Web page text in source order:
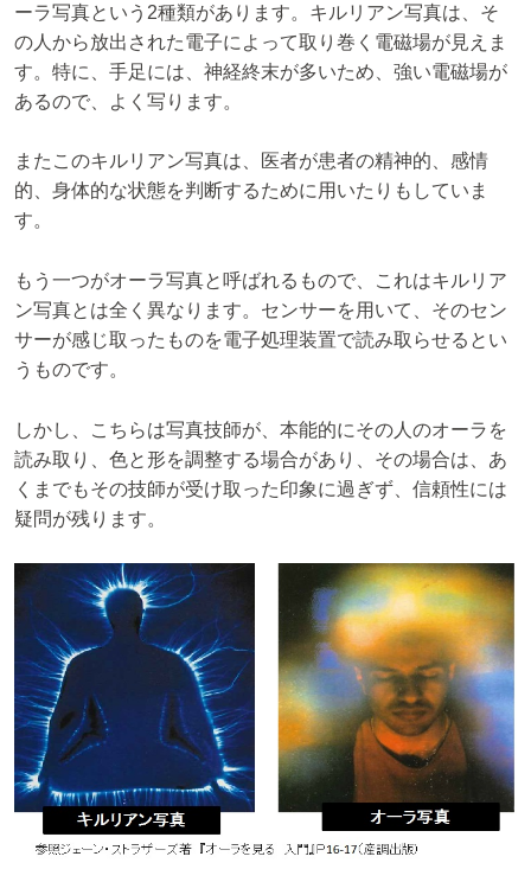
ーラ写真という2種類があります。キルリアン写真は、そ
の人から放出された電子によって取り巻く電磁場が見えま
す。特に、手足には、神経終末が多いため、強い電磁場が
あるので、よく写ります。
またこのキルリアン写真は、医者が患者の精神的、感情
的、身体的な状態を判断するために用いたりもしていま
す。
もう一つがオーラ写真と呼ばれるもので、これはキルリア
ン写真とは全く異なります。センサーを用いて、そのセン
サーが感じ取ったものを電子処理装置で読み取らせるとい
うものです。
しかし、こちらは写真技師が、本能的にその人のオーラを
読み取り、色と形を調整する場合があり、その場合は、あ
くまでもその技師が受け取った印象に過ぎず、信頼性には
疑問が残ります。